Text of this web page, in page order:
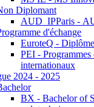
Diplomant
AUD_IPParis -
d'échange
EuroteQ -
PEI - Programmes
internationaux
2024 - 2025
BX - Bachelor of